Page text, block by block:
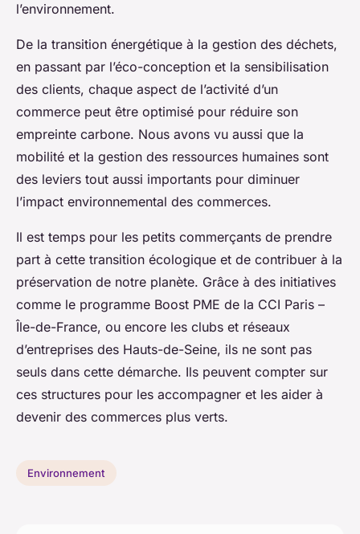
l’environnement.
De la transition énergétique à la gestion des déchets,
en passant par l’éco-conception et la sensibilisation
des clients, chaque aspect de l’activité d’un
commerce peut être optimisé pour réduire son
empreinte carbone. Nous avons vu aussi que la
mobilité et la gestion des ressources humaines sont
des leviers tout aussi importants pour diminuer
l’impact environnemental des commerces.
Il est temps pour les petits commerçants de prendre
part à cette transition écologique et de contribuer à la
préservation de notre planète. Grâce à des initiatives
comme le programme Boost PME de la CCI Paris –
Île-de-France, ou encore les clubs et réseaux
d’entreprises des Hauts-de-Seine, ils ne sont pas
seuls dans cette démarche. Ils peuvent compter sur
ces structures pour les accompagner et les aider à
devenir des commerces plus verts.
Environnement